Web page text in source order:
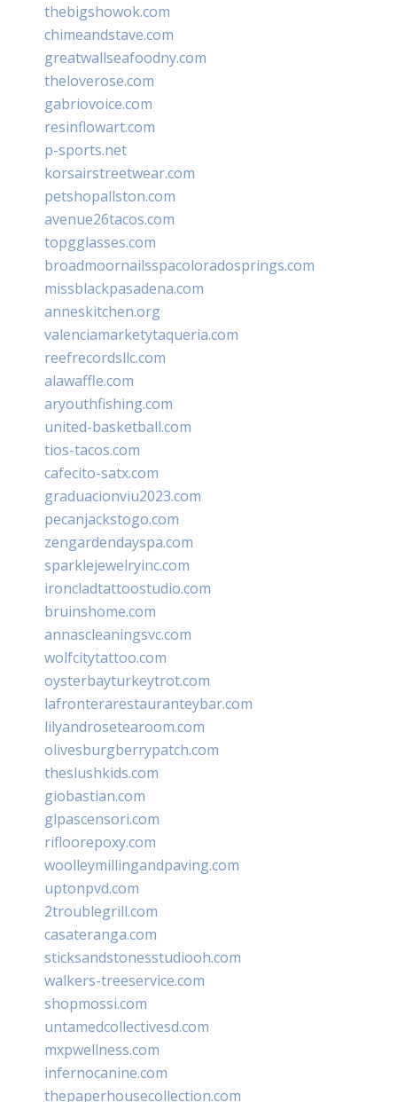
thebigshowok.com
chimeandstave.com
greatwallseafoodny.com
theloverose.com
gabriovoice.com
resinflowart.com
p-sports.net
korsairstreetwear.com
petshopallston.com
avenue26tacos.com
topgglasses.com
broadmoornailsspacoloradosprings.com
missblackpasadena.com
anneskitchen.org
valenciamarketytaqueria.com
reefrecordsllc.com
alawaffle.com
aryouthfishing.com
united-basketball.com
tios-tacos.com
cafecito-satx.com
graduacionviu2023.com
pecanjackstogo.com
zengardendayspa.com
sparklejewelryinc.com
ironcladtattoostudio.com
bruinshome.com
annascleaningsvc.com
wolfcitytattoo.com
oysterbayturkeytrot.com
lafronterarestauranteybar.com
lilyandrosetearoom.com
olivesburgberrypatch.com
theslushkids.com
giobastian.com
glpascensori.com
rifloorepoxy.com
woolleymillingandpaving.com
uptonpvd.com
2troublegrill.com
casateranga.com
sticksandstonesstudiooh.com
walkers-treeservice.com
shopmossi.com
untamedcollectivesd.com
mxpwellness.com
infernocanine.com
thepaperhousecollection.com